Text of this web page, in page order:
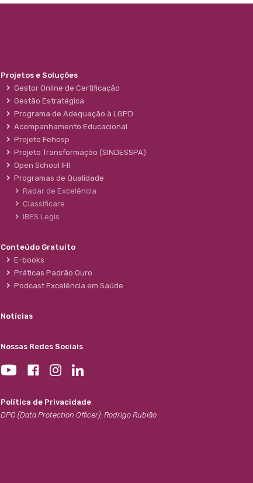
Projetos e Soluções
Gestor Online de Certificação
Gestão Estratégica
Programa de Adequação à LGPD
Acompanhamento Educacional
Projeto Fehosp
Projeto Transformação (SINDESSPA)
Open School IHI
Programas de Qualidade
Radar de Excelência
Classificare
IBES Legis
Conteúdo Gratuito
E-books
Práticas Padrão Ouro
Podcast Excelência em Saúde
Notícias
Nossas Redes Sociais
Política de Privacidade
DPO (Data Protection Officer): Rodrigo Rubião